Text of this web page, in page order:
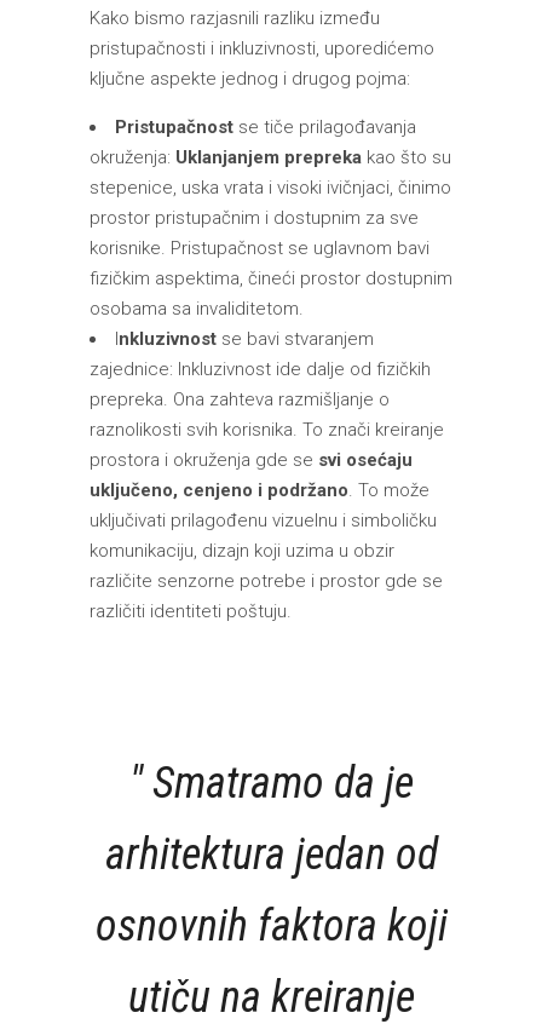
Kako bismo razjasnili razliku između
pristupačnosti i inkluzivnosti, uporedićemo
ključne aspekte jednog i drugog pojma:
Pristupačnost se tiče prilagođavanja
okruženja: Uklanjanjem prepreka kao što su
stepenice, uska vrata i visoki ivičnjaci, činimo
prostor pristupačnim i dostupnim za sve
korisnike. Pristupačnost se uglavnom bavi
fizičkim aspektima, čineći prostor dostupnim
osobama sa invaliditetom.
Inkluzivnost se bavi stvaranjem
zajednice: Inkluzivnost ide dalje od fizičkih
prepreka. Ona zahteva razmišljanje o
raznolikosti svih korisnika. To znači kreiranje
prostora i okruženja gde se svi osećaju
uključeno, cenjeno i podržano. To može
uključivati prilagođenu vizuelnu i simboličku
komunikaciju, dizajn koji uzima u obzir
različite senzorne potrebe i prostor gde se
različiti identiteti poštuju.
Smatramo da je
arhitektura jedan od
osnovnih faktora koji
utiču na kreiranje